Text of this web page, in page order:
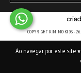
Ao navegar por este site
COPYRIGHT KIMIMO KIDS -